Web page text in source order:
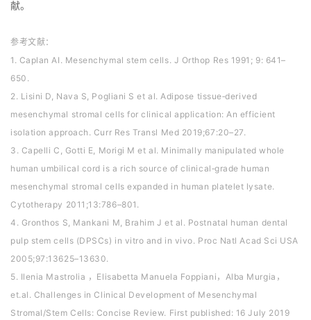
献。
参考文献：
1. Caplan AI. Mesenchymal stem cells. J Orthop Res 1991; 9: 641–
650.
2. Lisini D, Nava S, Pogliani S et al. Adipose tissue‐derived
mesenchymal stromal cells for clinical application: An efficient
isolation approach. Curr Res Transl Med 2019;67:20–27.
3. Capelli C, Gotti E, Morigi M et al. Minimally manipulated whole
human umbilical cord is a rich source of clinical‐grade human
mesenchymal stromal cells expanded in human platelet lysate.
Cytotherapy 2011;13:786–801.
4. Gronthos S, Mankani M, Brahim J et al. Postnatal human dental
pulp stem cells (DPSCs) in vitro and in vivo. Proc Natl Acad Sci USA
2005;97:13625–13630.
5. Ilenia Mastrolia ，Elisabetta Manuela Foppiani，Alba Murgia，
et.al. Challenges in Clinical Development of Mesenchymal
Stromal/Stem Cells: Concise Review. First published: 16 July 2019